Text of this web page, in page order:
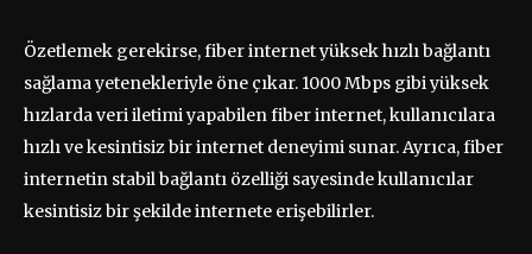
Özetlemek gerekirse, fiber internet yüksek hızlı bağlantı
sağlama yetenekleriyle öne çıkar. 1000 Mbps gibi yüksek
hızlarda veri iletimi yapabilen fiber internet, kullanıcılara
hızlı ve kesintisiz bir internet deneyimi sunar. Ayrıca, fiber
internetin stabil bağlantı özelliği sayesinde kullanıcılar
kesintisiz bir şekilde internete erişebilirler.